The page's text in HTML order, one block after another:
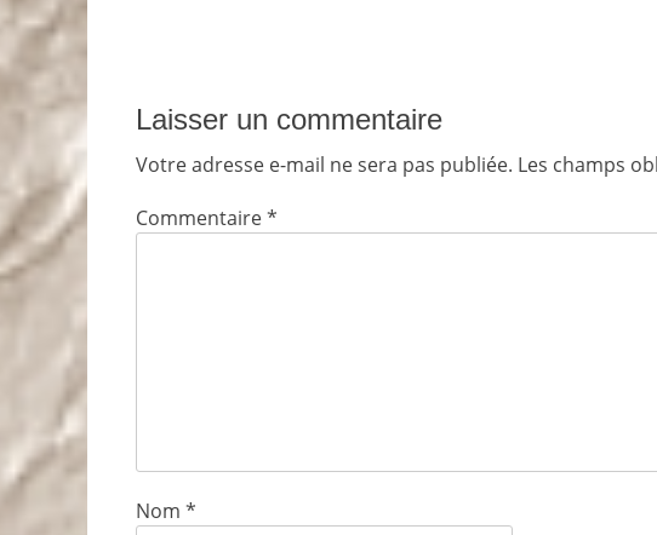
Laisser un commentaire
Votre adresse e-mail ne sera pas publiée. Les champs
Commentaire*
Nom *